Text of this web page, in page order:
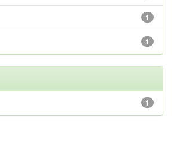
1
1
1